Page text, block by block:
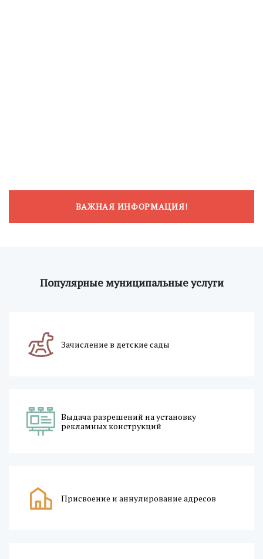
ВАЖНАЯ ИНФОРМАЦИЯ!
Популярные муниципальные услуги
Зачисление в детские сады
Выдача разрешений на установку
рекламных конструкций
Присвоение и аннулирование адресов